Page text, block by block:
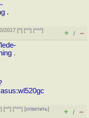
.
2017 [^] [^^] [^^^]
+ / –
.
] [^^] [^^^] [ответить]
+ / –